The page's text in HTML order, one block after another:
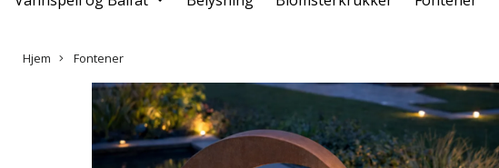
Hjem Fontener